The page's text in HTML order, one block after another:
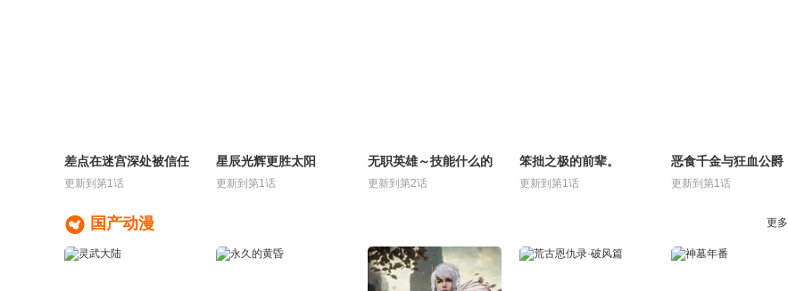
差点在迷宫深处被信任
的伙伴杀掉
更新到第1话
星辰光辉更胜太阳
更新到第1话
无职英雄～技能什么的
毫无用处～
更新到第2话
笨拙之极的前辈。
更新到第1话
恶食千金与狂血公爵
更新到第1话
更多
 国产动漫